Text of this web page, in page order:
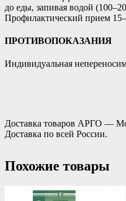
до еды, запивая водой
Профилактический прием
ПРОТИВОПОКАЗАНИЯ
Индивидуальная
Доставка товаров АРГО —
Доставка по всей России.
Похожие товары